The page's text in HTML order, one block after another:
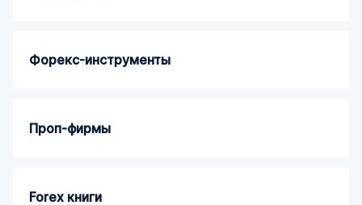
Форекс-инструменты
Проп-фирмы
Forex книги